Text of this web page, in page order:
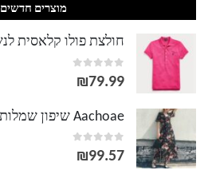
מוצרים חדשים
0
out of 5
₪79.99
0
out of 5
₪99.57